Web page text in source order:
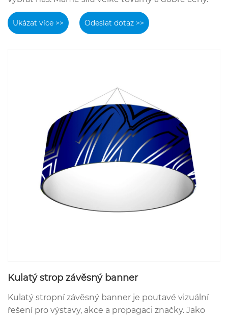
Ukázat více >> Odeslat dotaz >>
Kulatý strop závěsný banner
Kulatý stropní závěsný banner je poutavé vizuální
řešení pro výstavy, akce a propagaci značky. Jako